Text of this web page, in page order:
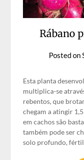
Rábano
Posted on
Esta planta
multiplica-se
rebentos, que
chegam a atingir
em cachos são
também pode ser
solo profundo,